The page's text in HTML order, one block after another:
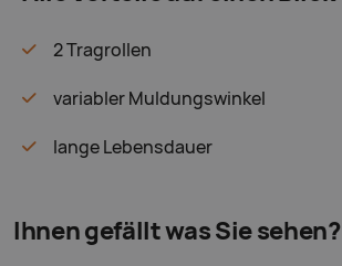
2 Tragrollen
variabler Muldungswinkel
lange Lebensdauer
Ihnen gefällt was Sie sehen?